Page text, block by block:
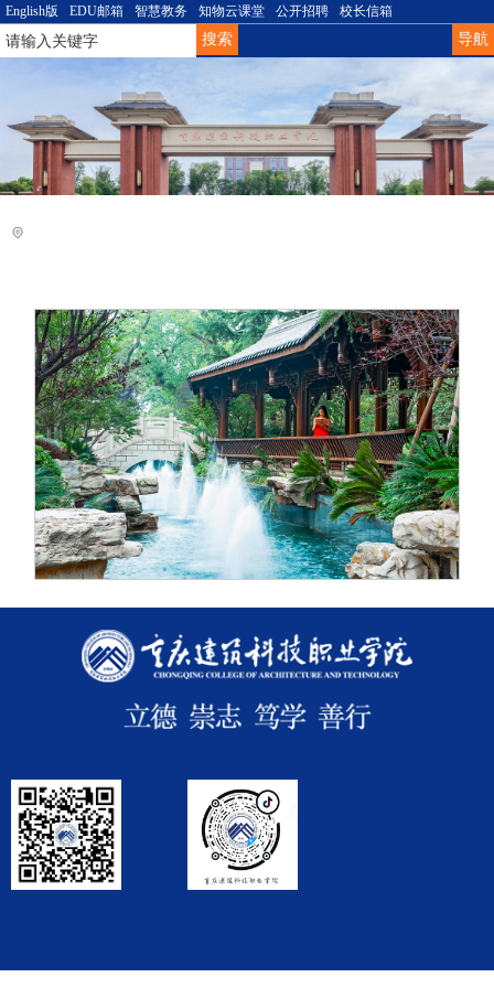
English版 EDU邮箱 智慧教务 知物云课堂 公开招聘 校长信箱
导航